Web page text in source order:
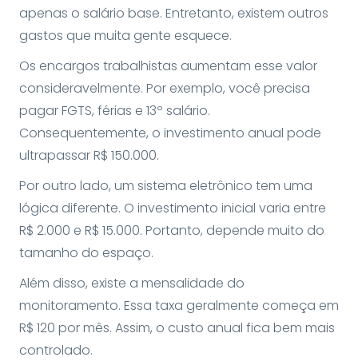
apenas o salário base. Entretanto, existem outros
gastos que muita gente esquece.
Os encargos trabalhistas aumentam esse valor
consideravelmente. Por exemplo, você precisa
pagar FGTS, férias e 13º salário.
Consequentemente, o investimento anual pode
ultrapassar R$ 150.000.
Por outro lado, um sistema eletrônico tem uma
lógica diferente. O investimento inicial varia entre
R$ 2.000 e R$ 15.000. Portanto, depende muito do
tamanho do espaço.
Além disso, existe a mensalidade do
monitoramento. Essa taxa geralmente começa em
R$ 120 por mês. Assim, o custo anual fica bem mais
controlado.